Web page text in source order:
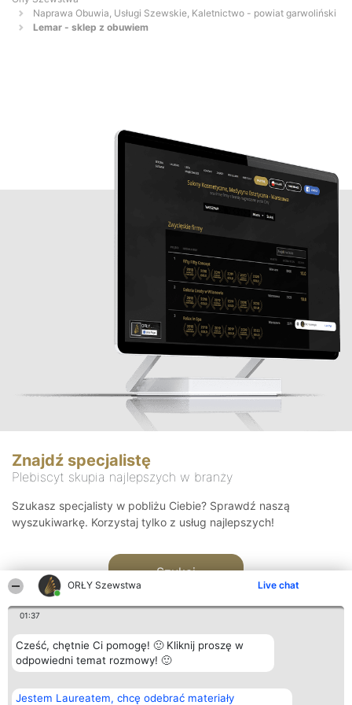
ORŁY Szewstwa Live chat
01:37
Cześć, chętnie Ci pomogę! 🙂 Kliknij proszę w
odpowiedni temat rozmowy! 🙂
Jestem Laureatem, chcę odebrać materiały
Naprawa Obuwia, Usługi Szewskie, Kaletnictwo - powiat garwoliński
Lemar - sklep z obuwiem
Znajdź specjalistę
Plebiscyt skupia najlepszych w branży
Szukasz specjalisty w pobliżu Ciebie? Sprawdź naszą
wyszukiwarkę. Korzystaj tylko z usług najlepszych!
Szukaj
Organizator plebiscytu
Bright Side Solutions sp. z o.
Plebiscyt
Laureaci
Kontakt
Kontakt